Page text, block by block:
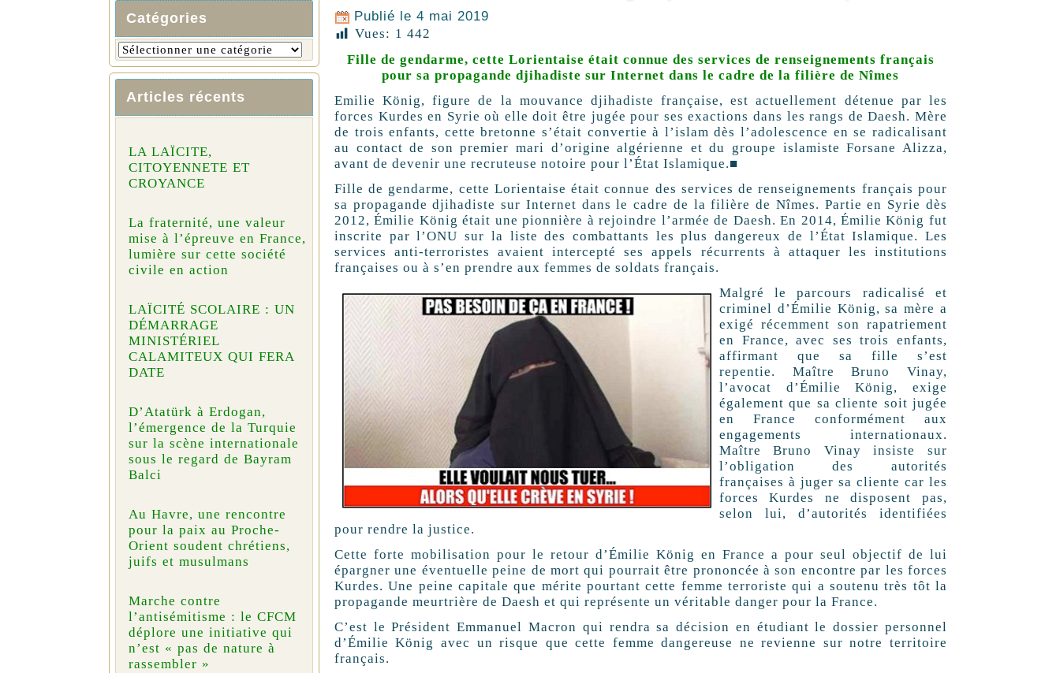
Catégories
Articles récents
LA LAÏCITE,
CITOYENNETE ET
CROYANCE
La fraternité, une valeur
mise à l’épreuve en France,
lumière sur cette société
civile en action
LAÏCITÉ SCOLAIRE : UN
DÉMARRAGE
MINISTÉRIEL
CALAMITEUX QUI FERA
DATE
D’Atatürk à Erdogan,
l’émergence de la Turquie
sur la scène internationale
sous le regard de Bayram
Balci
Au Havre, une rencontre
pour la paix au Proche-
Orient soudent chrétiens,
juifs et musulmans
Marche contre
l’antisémitisme : le CFCM
déplore une initiative qui
n’est « pas de nature à
rassembler »
Publié le 4 mai 2019
Vues: 1 442
Fille de gendarme, cette Lorientaise était connue des services de renseignements français
pour sa propagande djihadiste sur Internet dans le cadre de la filière de Nîmes
Emilie König, figure de la mouvance djihadiste française, est actuellement détenue par les
forces Kurdes en Syrie où elle doit être jugée pour ses exactions dans les rangs de Daesh. Mère
de trois enfants, cette bretonne s’était convertie à l’islam dès l’adolescence en se radicalisant
au contact de son premier mari d’origine algérienne et du groupe islamiste Forsane Alizza,
avant de devenir une recruteuse notoire pour l’État Islamique.■
Fille de gendarme, cette Lorientaise était connue des services de renseignements français pour
sa propagande djihadiste sur Internet dans le cadre de la filière de Nîmes. Partie en Syrie dès
2012, Émilie König était une pionnière à rejoindre l’armée de Daesh. En 2014, Émilie König fut
inscrite par l’ONU sur la liste des combattants les plus dangereux de l’État Islamique. Les
services anti-terroristes avaient intercepté ses appels récurrents à attaquer les institutions
françaises ou à s’en prendre aux femmes de soldats français.
Malgré le parcours radicalisé et
criminel d’Émilie König, sa mère a
exigé récemment son rapatriement
en France, avec ses trois enfants,
affirmant que sa fille s’est
repentie. Maître Bruno Vinay,
l’avocat d’Émilie König, exige
également que sa cliente soit jugée
en France conformément aux
engagements internationaux.
Maître Bruno Vinay insiste sur
l’obligation des autorités
françaises à juger sa cliente car les
forces Kurdes ne disposent pas,
selon lui, d’autorités identifiées
pour rendre la justice.
Cette forte mobilisation pour le retour d’Émilie König en France a pour seul objectif de lui
épargner une éventuelle peine de mort qui pourrait être prononcée à son encontre par les forces
Kurdes. Une peine capitale que mérite pourtant cette femme terroriste qui a soutenu très tôt la
propagande meurtrière de Daesh et qui représente un véritable danger pour la France.
C’est le Président Emmanuel Macron qui rendra sa décision en étudiant le dossier personnel
d’Émilie König avec un risque que cette femme dangereuse ne revienne sur notre territoire
français.